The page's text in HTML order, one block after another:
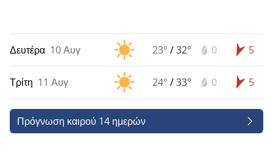
Δευτέρα 10 Αυγ 23° /32° 0 5
Τρίτη 11 Αυγ 24° /33° 0 5
Πρόγνωση καιρού 14 ημερών